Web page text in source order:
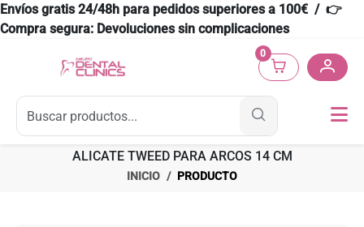
Envíos gratis 24/48h para pedidos superiores a 100€ / 👉
Compra segura: Devoluciones sin complicaciones
0
ALICATE TWEED PARA ARCOS 14 CM
INICIO PRODUCTO